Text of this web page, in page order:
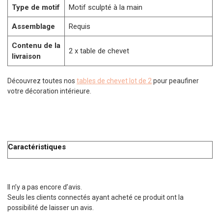
Type de motif Motif sculpté à la main
Assemblage Requis
Contenu de la
livraison
2 x table de chevet
Découvrez toutes nos tables de chevet lot de 2 pour peaufiner
votre décoration intérieure.
Caractéristiques
Il n’y a pas encore d’avis.
Seuls les clients connectés ayant acheté ce produit ont la
possibilité de laisser un avis.